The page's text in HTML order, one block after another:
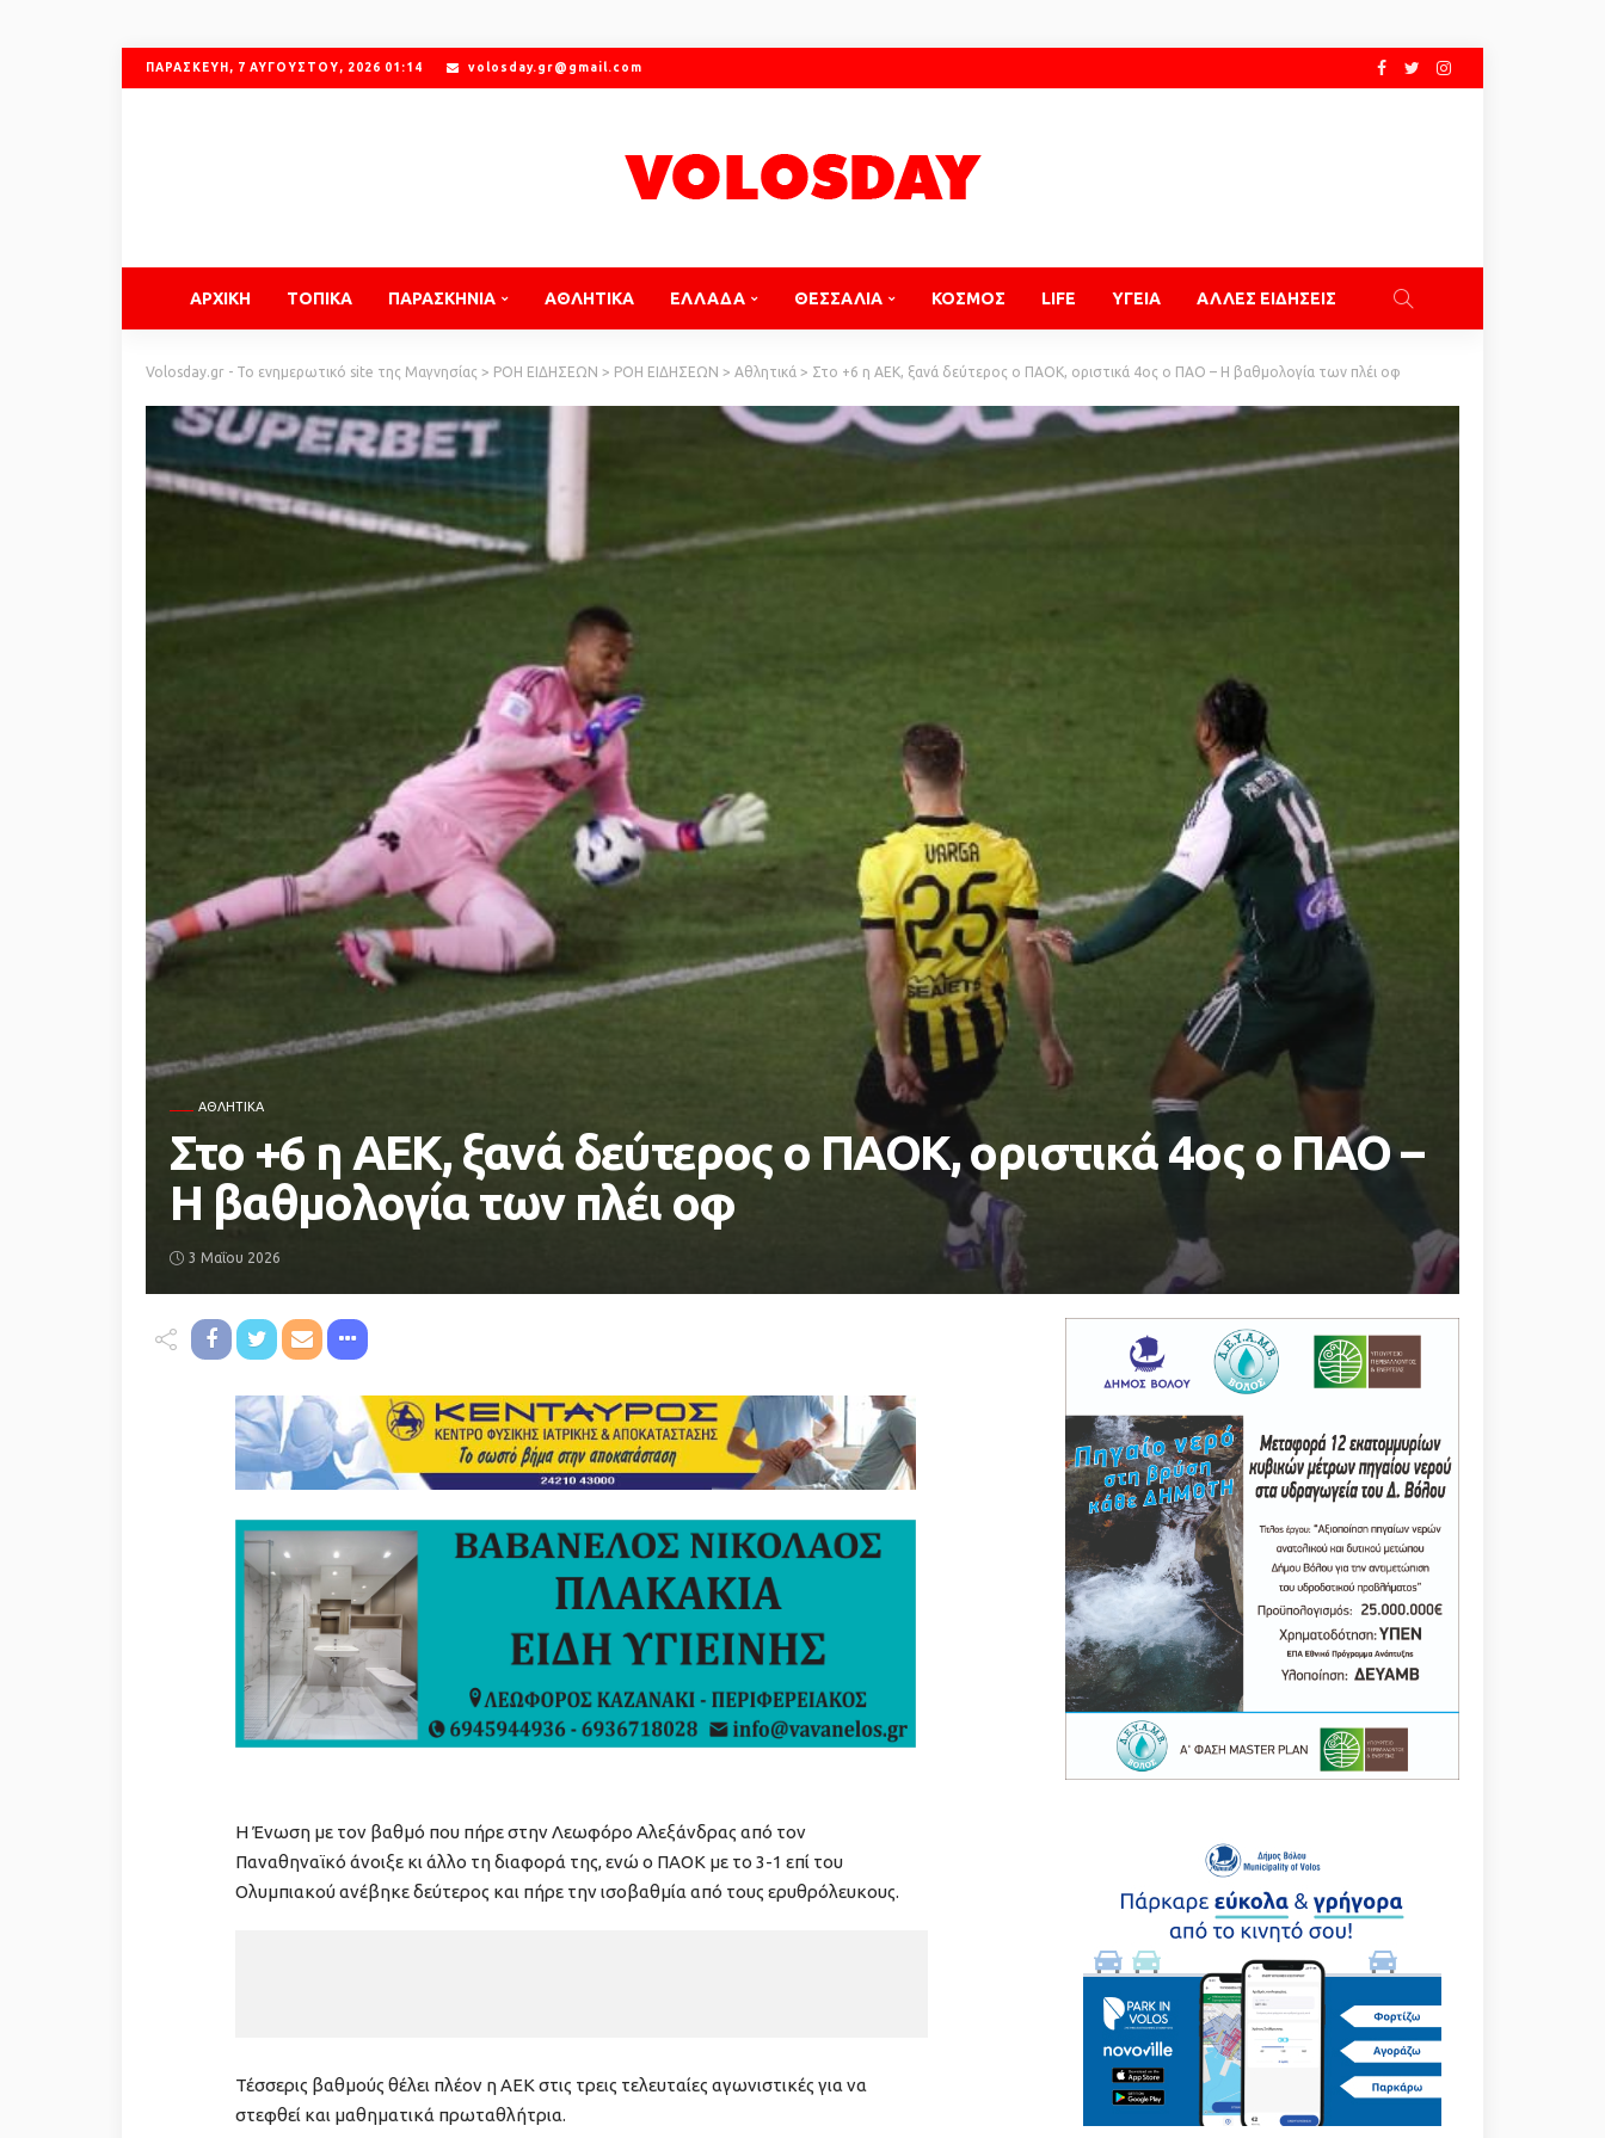
ΠΑΡΑΣΚΕΥΉ, 7 ΑΥΓΟΎΣΤΟΥ, 2026 01:14 volosday.gr@gmail.com
ΑΡΧΙΚΗ ΤΟΠΙΚΑ ΠΑΡΑΣΚΗΝΙΑ ΑΘΛΗΤΙΚΑ ΕΛΛΑΔΑ ΘΕΣΣΑΛΙΑ ΚΟΣΜΟΣ LIFE ΥΓΕΙΑ ΑΛΛΕΣ ΕΙΔΗΣΕΙΣ
Volosday.gr - Το ενημερωτικό site της Μαγνησίας > ΡΟΗ ΕΙΔΗΣΕΩΝ > ΡΟΗ ΕΙΔΗΣΕΩΝ > Αθλητικά > Στο +6 η ΑΕΚ, ξανά δεύτερος ο ΠΑΟΚ, οριστικά 4ος ο ΠΑΟ – Η βαθμολογία των πλέι οφ
ΑΘΛΗΤΙΚΆ
Στο +6 η ΑΕΚ, ξανά δεύτερος ο ΠΑΟΚ, οριστικά 4ος ο ΠΑΟ –
Η βαθμολογία των πλέι οφ
3 Μαΐου 2026
Η Ένωση με τον βαθμό που πήρε στην Λεωφόρο Αλεξάνδρας από τον
Παναθηναϊκό άνοιξε κι άλλο τη διαφορά της, ενώ ο ΠΑΟΚ με το 3-1 επί του
Ολυμπιακού ανέβηκε δεύτερος και πήρε την ισοβαθμία από τους ερυθρόλευκους.
Τέσσερις βαθμούς θέλει πλέον η ΑΕΚ στις τρεις τελευταίες αγωνιστικές για να
στεφθεί και μαθηματικά πρωταθλήτρια.